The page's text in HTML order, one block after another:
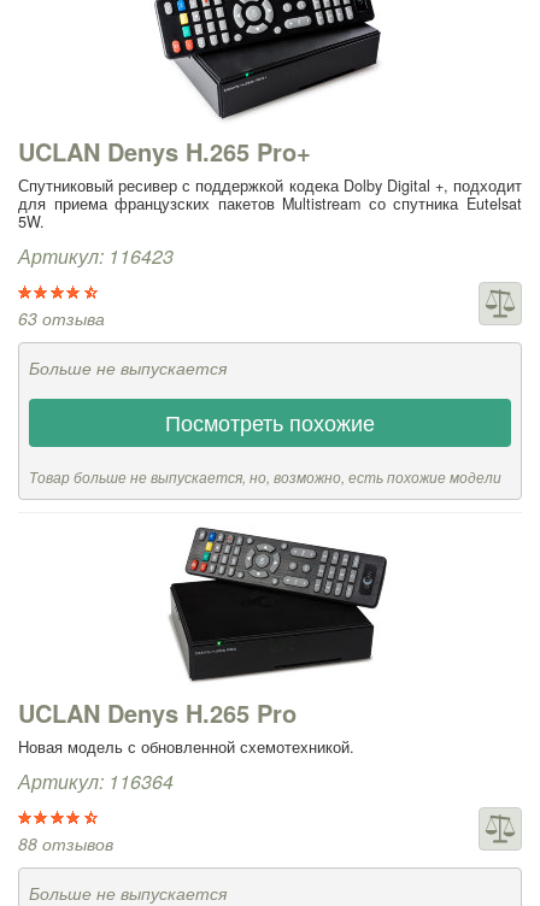
UCLAN Denys H.265 Pro+
Спутниковый ресивер с поддержкой кодека Dolby Digital +, подходит
для приема французских пакетов Multistream со спутника Eutelsat
5W.
Артикул: 116423
63 отзыва
Больше не выпускается
Посмотреть похожие
Товар больше не выпускается, но, возможно, есть похожие модели
UCLAN Denys H.265 Pro
Новая модель с обновленной схемотехникой.
Артикул: 116364
88 отзывов
Больше не выпускается